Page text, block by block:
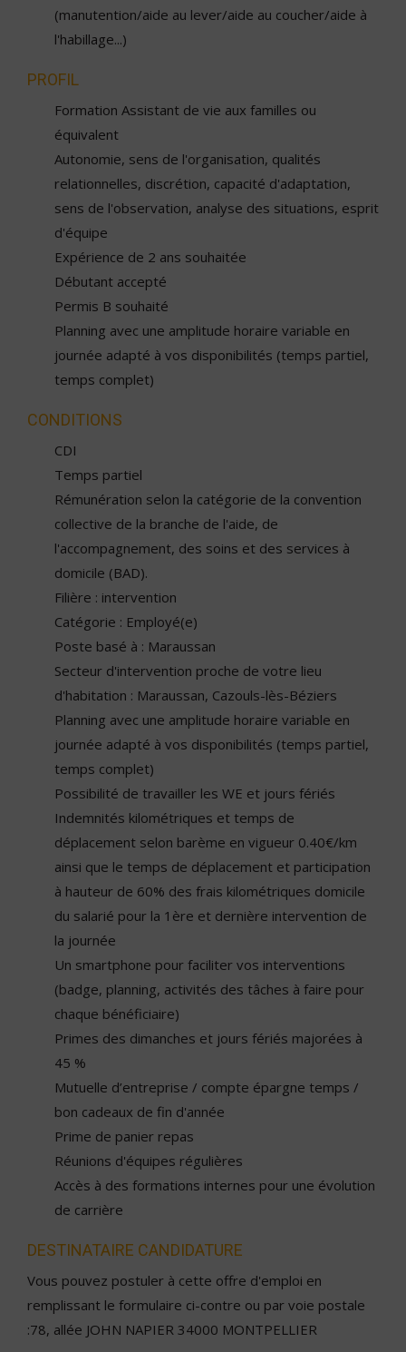
(manutention/aide au lever/aide au coucher/aide à
l'habillage...)
PROFIL
Formation Assistant de vie aux familles ou
équivalent
Autonomie, sens de l'organisation, qualités
relationnelles, discrétion, capacité d'adaptation,
sens de l'observation, analyse des situations, esprit
d'équipe
Expérience de 2 ans souhaitée
Débutant accepté
Permis B souhaité
Planning avec une amplitude horaire variable en
journée adapté à vos disponibilités (temps partiel,
temps complet)
CONDITIONS
CDI
Temps partiel
Rémunération selon la catégorie de la convention
collective de la branche de l'aide, de
l'accompagnement, des soins et des services à
domicile (BAD).
Filière : intervention
Catégorie : Employé(e)
Poste basé à : Maraussan
Secteur d'intervention proche de votre lieu
d'habitation : Maraussan, Cazouls-lès-Béziers
Planning avec une amplitude horaire variable en
journée adapté à vos disponibilités (temps partiel,
temps complet)
Possibilité de travailler les WE et jours fériés
Indemnités kilométriques et temps de
déplacement selon barème en vigueur 0.40€/km
ainsi que le temps de déplacement et participation
à hauteur de 60% des frais kilométriques domicile
du salarié pour la 1ère et dernière intervention de
la journée
Un smartphone pour faciliter vos interventions
(badge, planning, activités des tâches à faire pour
chaque bénéficiaire)
Primes des dimanches et jours fériés majorées à
45 %
Mutuelle d’entreprise / compte épargne temps /
bon cadeaux de fin d'année
Prime de panier repas
Réunions d'équipes régulières
Accès à des formations internes pour une évolution
de carrière
DESTINATAIRE CANDIDATURE
Vous pouvez postuler à cette offre d'emploi en
remplissant le formulaire ci-contre ou par voie postale
:78, allée JOHN NAPIER 34000 MONTPELLIER